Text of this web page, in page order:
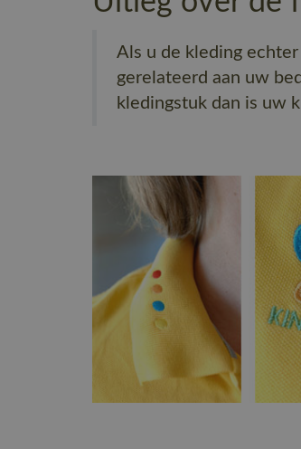
Als u de kleding
gerelateerd aan uw
kledingstuk dan is uw